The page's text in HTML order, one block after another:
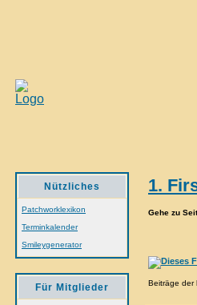
Nützliches
Patchworklexikon
Terminkalender
Smileygenerator
Für Mitglieder
1.
Gehe zu
Beiträge der